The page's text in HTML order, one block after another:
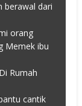
berawal dari
orang
Memek ibu
Rumah
cantik